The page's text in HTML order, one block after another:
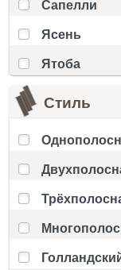
Сапелли
Ясень
Ятоба
Стиль